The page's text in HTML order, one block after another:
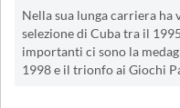
Nella sua lunga carriera ha
selezione di Cuba tra il
importanti ci sono la
1998 e il trionfo ai Giochi